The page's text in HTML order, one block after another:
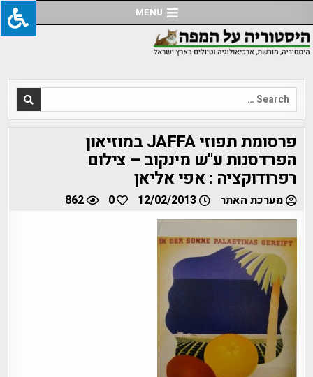
to
content
MENU
Search
for:
פרסומת תפוזי JAFFA במוזיאון
הפרדסנות ע"ש מינקוב – צילום
רפרודוקציה : אפי אליאן
מערכת האתר 12/02/2013
0
862